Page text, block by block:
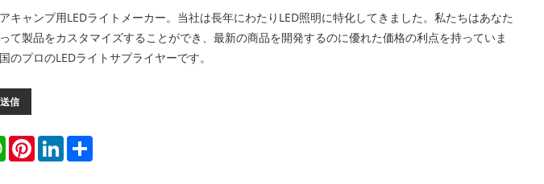
キャンプ用LEDライトメーカー。当社は長年にわたりLED照明に特化してきました。私たちはあなた
て製品をカスタマイズすることができ、最新の商品を開発するのに優れた価格の利点を持っていま
のプロのLEDライトサプライヤーです。
信
WhatsAppPinterestLinkedInShare